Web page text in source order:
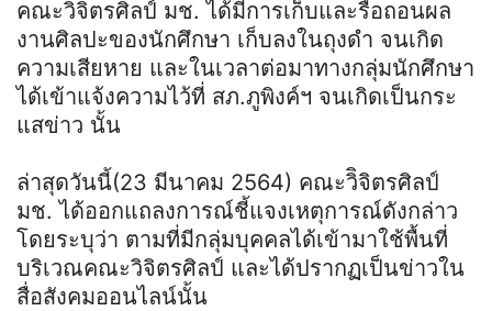
คณะวิจิตรศิลป์ มช. ได้มีการเก็บและรื้อถอนผล
งานศิลปะของนักศึกษา เก็บลงในถุงดำ จนเกิด
ความเสียหาย และในเวลาต่อมาทางกลุ่มนักศึกษา
ได้เข้าแจ้งความไว้ที่ สภ.ภูพิงค์ฯ จนเกิดเป็นกระ
แสข่าว นั้น
ล่าสุดวันนี้(23 มีนาคม 2564) คณะวิิจิตรศิลป์
มช. ได้ออกแถลงการณ์ชี้แจงเหตุการณ์ดังกล่าว
โดยระบุว่า ตามที่มีกลุ่มบุคคลได้เข้ามาใช้พื้นที่
บริเวณคณะวิจิตรศิลป์ และได้ปรากฏเป็นข่าวใน
สื่อสังคมออนไลน์นั้น